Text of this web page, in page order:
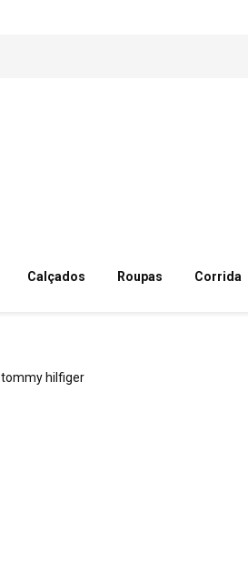
Calçados Roupas Corrida
tommy hilfiger